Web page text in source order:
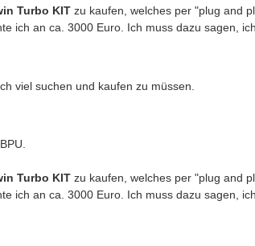
Turbo KIT zu kaufen, welches per "plug and
ich an ca. 3000 Euro. Ich muss dazu sagen,
viel suchen und kaufen zu müssen.
Turbo KIT zu kaufen, welches per "plug and
ich an ca. 3000 Euro. Ich muss dazu sagen,